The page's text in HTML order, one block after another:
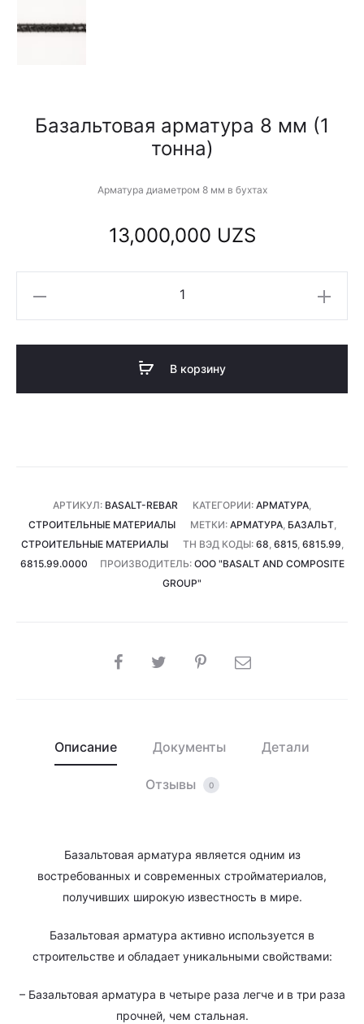
Базальтовая арматура 8 мм (1
тонна)
Арматура диаметром 8 мм в бухтах
13,000,000 UZS
В корзину
АРТИКУЛ: BASALT-REBAR КАТЕГОРИИ: АРМАТУРА
СТРОИТЕЛЬНЫЕ МАТЕРИАЛЫ
МЕТКИ: АРМАТУРА, БАЗАЛЬТ,
СТРОИТЕЛЬНЫЕ МАТЕРИАЛЫ
ТН ВЭД КОДЫ: 68 6815, 6815.99
6815.99.0000
ПРОИЗВОДИТЕЛЬ: ООО "BASALT AND COMPOSITE
GROUP"
SHARE
Описание Документы Детали
Отзывы 0
Базальтовая арматура является одним из
востребованных и современных стройматериалов,
получивших широкую известность в мире.
Базальтовая арматура активно используется в
строительстве и обладает уникальными свойствами:
– Базальтовая арматура в четыре раза легче и в три раза
прочней, чем стальная.